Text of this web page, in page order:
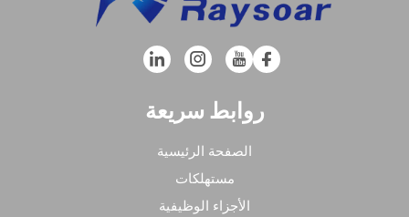
روابط سريعة
الصفحة الرئيسية
مستهلكات
الأجزاء الوظيفية